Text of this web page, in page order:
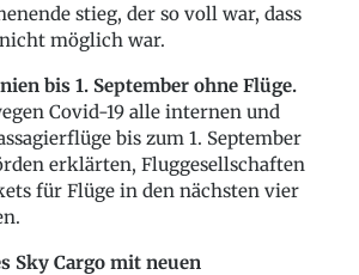
stieg, der so voll war, dass
möglich war.
bis 1. September ohne Flüge.
Covid-19 alle internen und
bis zum 1. September
erklärten, Fluggesellschaften
für Flüge in den nächsten vier
Sky Cargo mit neuen